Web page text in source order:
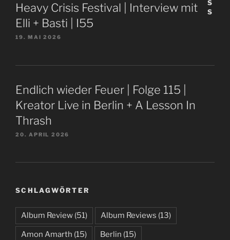
Heavy Crisis Festival | Interview mit
Elli + Basti | I55
19. MAI 2026
Endlich wieder Feuer | Folge 115 |
Kreator Live in Berlin + A Lesson In
Thrash
20. APRIL 2026
SCHLAGWÖRTER
Album Review (51) Album Reviews (13)
Amon Amarth (15) Berlin (15)